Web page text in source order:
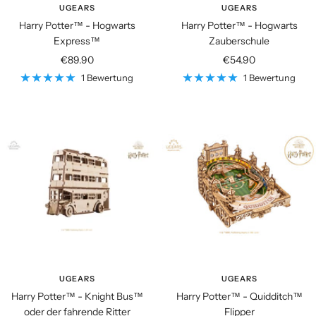
UGEARS
Harry Potter™ - Hogwarts
Express™
Angebotspreis
€89.90
1 Bewertung
UGEARS
Harry Potter™ - Hogwarts
Zauberschule
Angebotspreis
€54.90
1 Bewertung
UGEARS
Harry Potter™ - Knight Bus™
oder der fahrende Ritter
UGEARS
Harry Potter™ - Quidditch™
Flipper